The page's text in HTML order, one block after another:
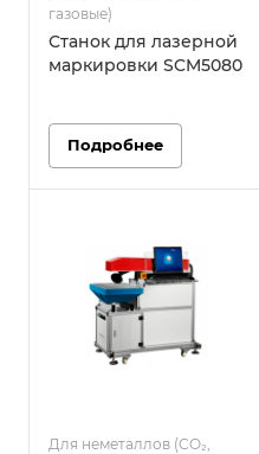
газовые)
Станок для лазерной
маркировки SCM5080
Подробнее
Для неметаллов (CO₂,